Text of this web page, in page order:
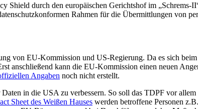
Shield durch den europäischen Gerichtshof im „Schrems-
Rahmen für die Übermittlungen von
von EU-Kommission und US-Regierung. Da es sich
anschließend kann die EU-Kommission einen neuen
Angaben noch nicht erstellt.
in die USA zu verbessern. So soll das TDPF vor
Sheet des Weißen Hauses werden betroffene Personen